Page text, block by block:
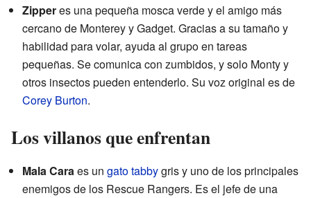
Zipperes una pequeña mosca verde y el amigo más
cercano de Monterey y Gadget. Gracias a su tamaño y
habilidad para volar, ayuda al grupo en tareas
pequeñas. Se comunica con zumbidos, y solo Monty y
otros insectos pueden entenderlo. Su voz original es de
Corey Burton.
Los villanos que enfrentan
Mala Caraes un gato tabbygris y uno de los principales
enemigos de los Rescue Rangers. Es el jefe de una